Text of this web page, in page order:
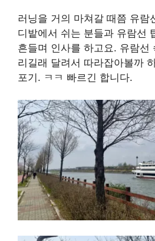
러닝을 거의 마쳐갈 때쯤 유람
디밭에서 쉬는 분들과 유람선
흔들며 인사를 하고요. 유람선
리길래 달려서 따라잡아볼까
포기. ㅋㅋ 빠르긴 합니다.